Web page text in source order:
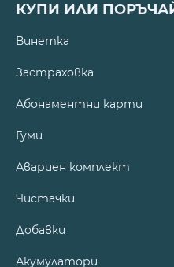
КУПИ ИЛИ
Винетка
Застраховка
Абонаментни карти
Гуми
Авариен комплект
Чистачки
Добавки
Акумулатори